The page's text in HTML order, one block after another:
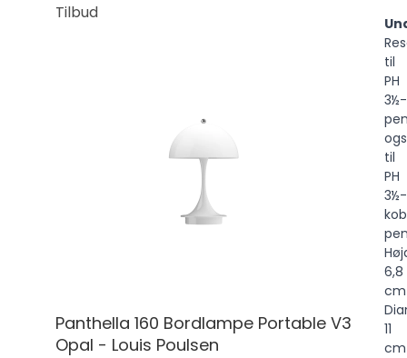
Tilbud
Panthella 160 Bordlampe Portable V3
Opal - Louis Poulsen
til
PH
til
PH
6,8
cm
11
cm